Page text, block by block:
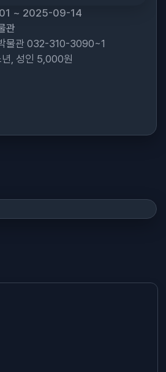
~ 2025-09-14
관
물관 032-310-3090~1
, 성인 5,000원